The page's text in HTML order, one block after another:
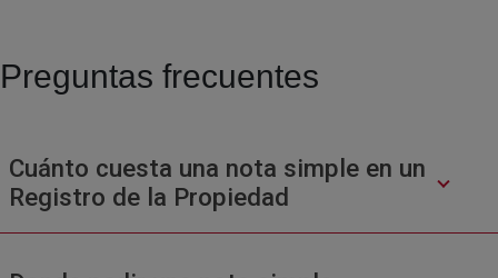
Preguntas frecuentes
Cuánto cuesta una nota simple en un
Registro de la Propiedad